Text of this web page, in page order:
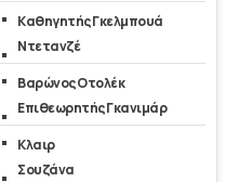
Καθηγητής Γκελμπουά
Ντετανζέ
Βαρώνος Οτολέκ
Επιθεωρητής Γκανιμάρ
Κλαιρ
Σουζάνα